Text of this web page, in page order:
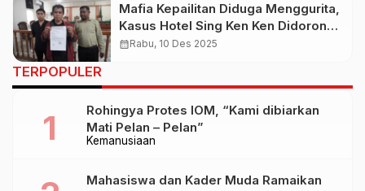
Mafia Kepailitan Diduga Menggurita,
Kasus Hotel Sing Ken Ken Didorong
Naik ke Bareskrim
calendar_monthRabu, 10 Des 2025
TERPOPULER
Kemanusiaan
Rohingya Protes IOM, “Kami dibiarkan
Mati Pelan – Pelan”
Mahasiswa dan Kader Muda Ramaikan